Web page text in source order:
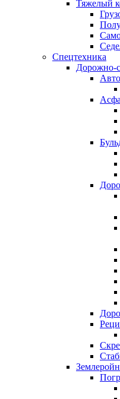
Тяжелый
Спецтехника
Дорожно-